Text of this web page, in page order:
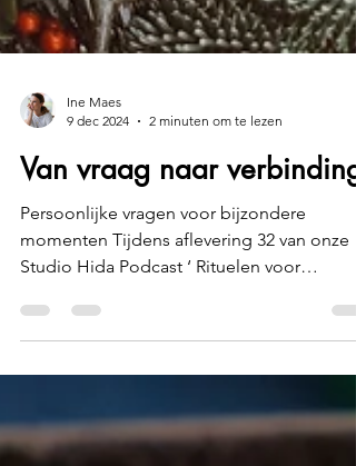
9 dec 2024
2 minuten om te lezen
Van vraag naar verbinding
Persoonlijke vragen voor bijzondere
Studio Hida Podcast ‘ Rituelen voor
Betekenisvolle Feestdagen’...